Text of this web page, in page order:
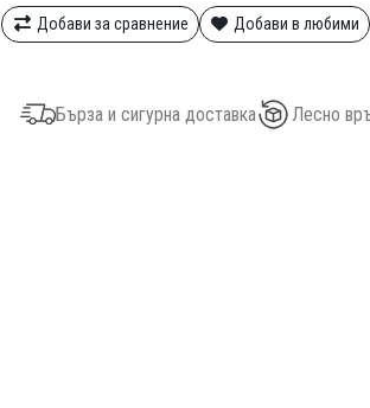
Добави за сравнение Добави в любими
Бърза и сигурна доставка Лесно